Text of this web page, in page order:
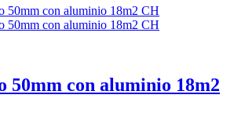
50mm con aluminio 18m2